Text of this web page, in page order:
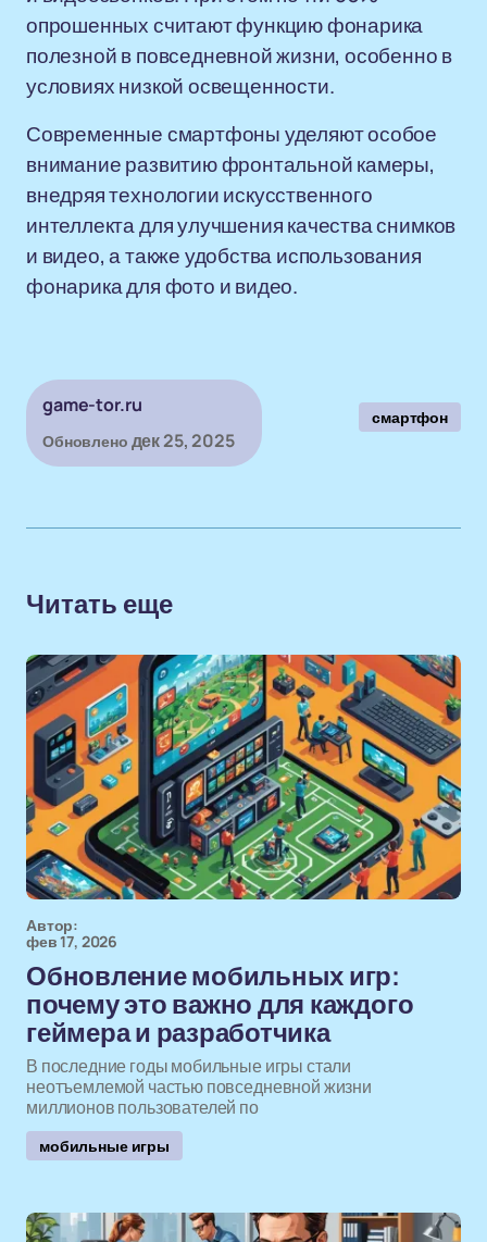
опрошенных считают функцию фонарика
полезной в повседневной жизни, особенно в
условиях низкой освещенности.
Современные смартфоны уделяют особое
внимание развитию фронтальной камеры,
внедряя технологии искусственного
интеллекта для улучшения качества снимков
и видео, а также удобства использования
фонарика для фото и видео.
game-tor.ru
Обновлено дек 25, 2025
смартфон
Читать еще
Автор:
фев 17, 2026
Обновление мобильных игр:
почему это важно для каждого
геймера и разработчика
В последние годы мобильные игры стали
неотъемлемой частью повседневной жизни
миллионов пользователей по
мобильные игры